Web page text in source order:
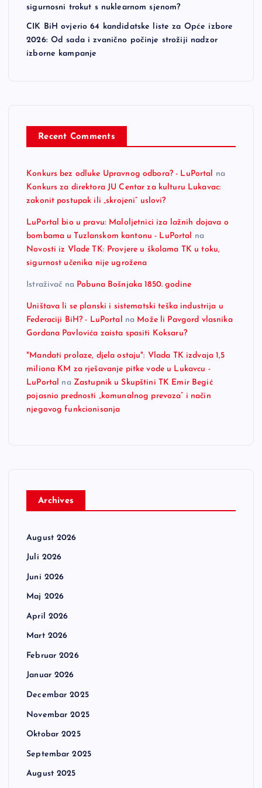
sigurnosni trokut s nuklearnom sjenom?
CIK BiH ovjerio 64 kandidatske liste za Opće izbore
2026: Od sada i zvanično počinje strožiji nadzor
izborne kampanje
Recent Comments
Konkurs bez odluke Upravnog odbora? - LuPortal na
Konkurs za direktora JU Centar za kulturu Lukavac:
zakonit postupak ili „skrojeni“ uslovi?
LuPortal bio u pravu: Maloljetnici iza lažnih dojava o
bombama u Tuzlanskom kantonu - LuPortal na
Novosti iz Vlade TK: Provjere u školama TK u toku,
sigurnost učenika nije ugrožena
Istraživač na Pobuna Bošnjaka 1850. godine
Uništava li se planski i sistematski teška industrija u
Federaciji BiH? - LuPortal na Može li Pavgord vlasnika
Gordana Pavlovića zaista spasiti Koksaru?
"Mandati prolaze, djela ostaju": Vlada TK izdvaja 1,5
miliona KM za rješavanje pitke vode u Lukavcu -
LuPortal na Zastupnik u Skupštini TK Emir Begić
pojasnio prednosti „komunalnog prevoza“ i način
njegovog funkcionisanja
Archives
August 2026
Juli 2026
Juni 2026
Maj 2026
April 2026
Mart 2026
Februar 2026
Januar 2026
Decembar 2025
Novembar 2025
Oktobar 2025
Septembar 2025
August 2025